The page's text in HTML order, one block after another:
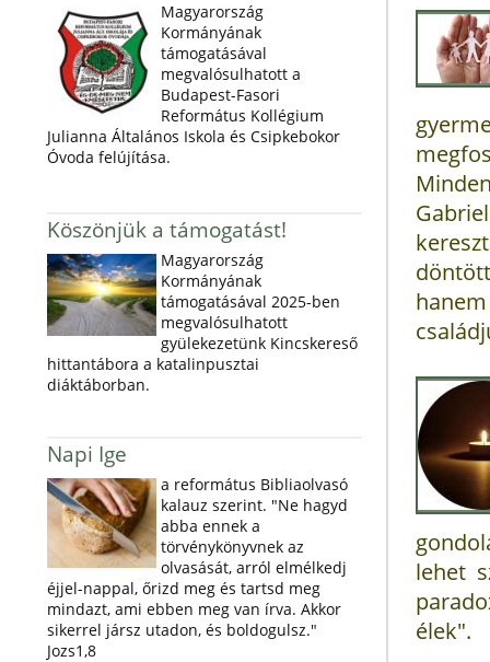
Magyarország
Kormányának
támogatásával
megvalósulhatott a
Budapest-Fasori
Református Kollégium
Julianna Általános Iskola és Csipkebokor
Óvoda felújítása.
Köszönjük a támogatást!
Magyarország
Kormányának
támogatásával 2025-ben
megvalósulhatott
gyülekezetünk Kincskereső
hittantábora a katalinpusztai
diáktáborban.
Napi Ige
a református Bibliaolvasó
kalauz szerint. "Ne hagyd
abba ennek a
törvénykönyvnek az
olvasását, arról elmélkedj
éjjel-nappal, őrizd meg és tartsd meg
mindazt, ami ebben meg van írva. Akkor
sikerrel jársz utadon, és boldogulsz."
Jozs1,8
lehet
élek".